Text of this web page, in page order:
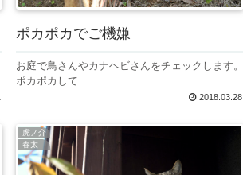
ポカポカでご機嫌
お庭で鳥さんやカナヘビさんをチェックします。
ポカポカして...
2018.03.28
虎ノ介
春太